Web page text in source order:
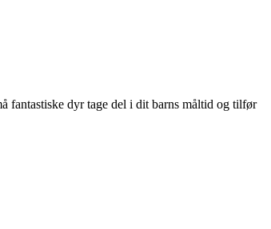
fantastiske dyr tage del i dit barns måltid og tilfør